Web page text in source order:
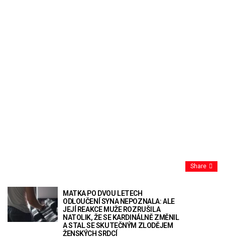
Share
MATKA PO DVOU LETECH
ODLOUČENÍ SYNA NEPOZNALA: ALE
JEJÍ REAKCE MUŽE ROZRUŠILA
NATOLIK, ŽE SE KARDINÁLNĚ ZMĚNIL
A STAL SE SKUTEČNÝM ZLODĚJEM
ŽENSKÝCH SRDCÍ